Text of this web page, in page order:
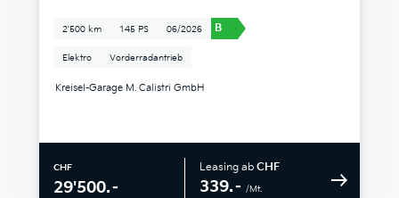
2'500 km 145 PS 06/2026 B
Elektro Vorderradantrieb
Kreisel-Garage M. Calistri GmbH
CHF
29'500.–
Leasing ab CHF
339.– /Mt.